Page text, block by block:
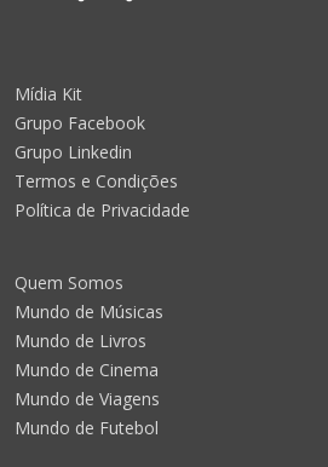
Mídia Kit
Grupo Facebook
Grupo Linkedin
Termos e Condições
Política de Privacidade
Quem Somos
Mundo de Músicas
Mundo de Livros
Mundo de Cinema
Mundo de Viagens
Mundo de Futebol